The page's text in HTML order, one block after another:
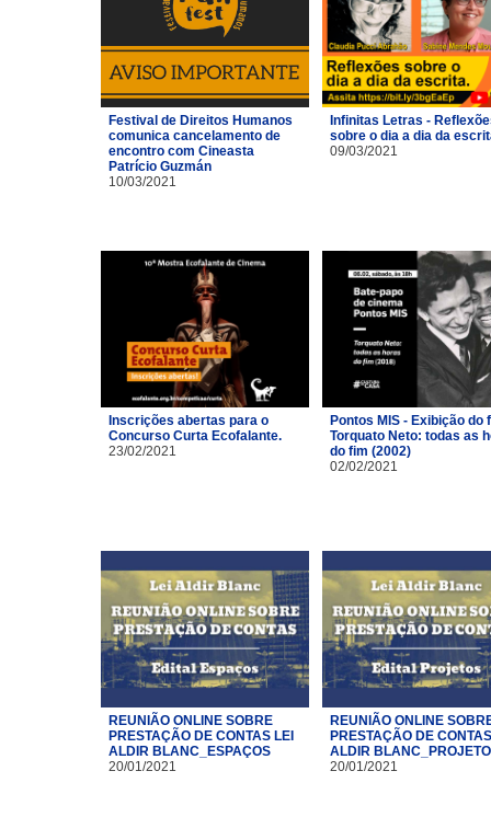
Festival de Direitos Humanos
comunica cancelamento de
encontro com Cineasta
Patrício Guzmán
10/03/2021
Infinitas Letras -
sobre o dia a dia da
09/03/2021
Inscrições abertas para o
Concurso Curta Ecofalante.
23/02/2021
Pontos MIS - Exibição do
Torquato Neto: todas as
do fim (2002)
02/02/2021
REUNIÃO ONLINE SOBRE
PRESTAÇÃO DE CONTAS LEI
ALDIR BLANC_ESPAÇOS
20/01/2021
REUNIÃO ONLINE
PRESTAÇÃO DE
ALDIR
20/01/2021